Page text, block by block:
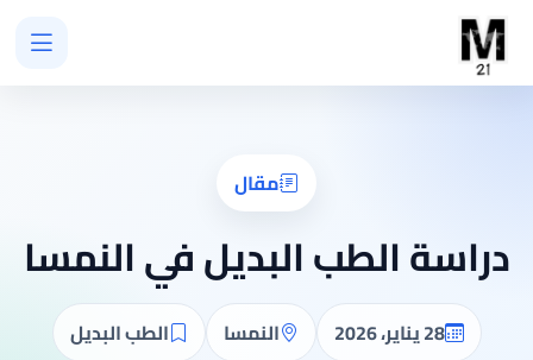
مقال
دراسة الطب البديل في النمسا
28 يناير، 2026 النمسا الطب البديل